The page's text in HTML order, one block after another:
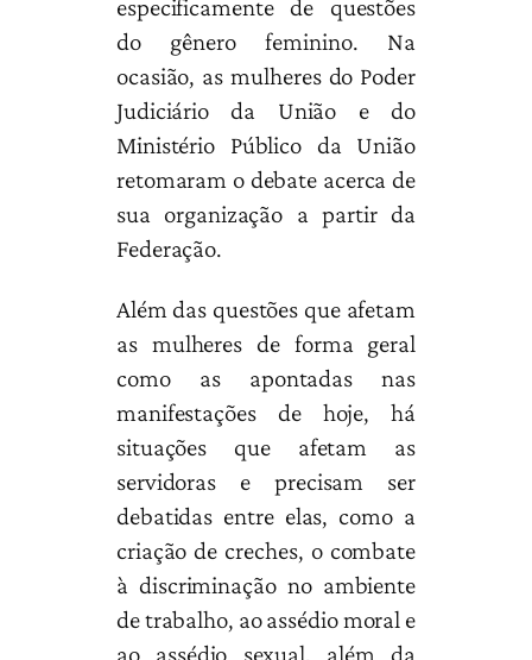
especificamente de questões
do gênero feminino. Na
ocasião, as mulheres do Poder
Judiciário da União e do
Ministério Público da União
retomaram o debate acerca de
sua organização a partir da
Federação.
Além das questões que afetam
as mulheres de forma geral
como as apontadas nas
manifestações de hoje, há
situações que afetam as
servidoras e precisam ser
debatidas entre elas, como a
criação de creches, o combate
à discriminação no ambiente
de trabalho, ao assédio moral e
ao assédio sexual, além da